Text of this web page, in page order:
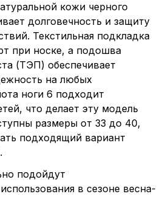
кожи черного
долговечность и защиту
Текстильная подкладка
при носке, а подошва
(ТЭП) обеспечивает
на любых
ноги 6 подходит
что делает эту модель
размеры от 33 до 40,
подходящий вариант
подойдут
в сезоне весна-